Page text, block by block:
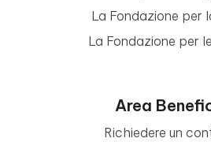
La Fondazione per
La Fondazione per
Area
Richiedere un